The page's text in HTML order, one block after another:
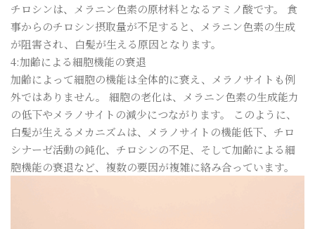
チロシンは、メラニン色素の原材料となるアミノ酸です。 食
事からのチロシン摂取量が不足すると、メラニン色素の生成
が阻害され、白髪が生える原因となります。
4:加齢による細胞機能の衰退
加齢によって細胞の機能は全体的に衰え、メラノサイトも例
外ではありません。 細胞の老化は、メラニン色素の生成能力
の低下やメラノサイトの減少につながります。 このように、
白髪が生えるメカニズムは、メラノサイトの機能低下、チロ
シナーゼ活動の鈍化、チロシンの不足、そして加齢による細
胞機能の衰退など、複数の要因が複雑に絡み合っています。